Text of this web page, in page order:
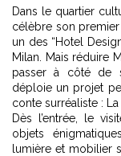
Dans le quartier
célèbre son premier
un des “Hotel
Milan. Mais réduire
passer à côté de
déploie un projet
conte surréaliste :
Dès l’entrée, le
objets
lumière et mobilier